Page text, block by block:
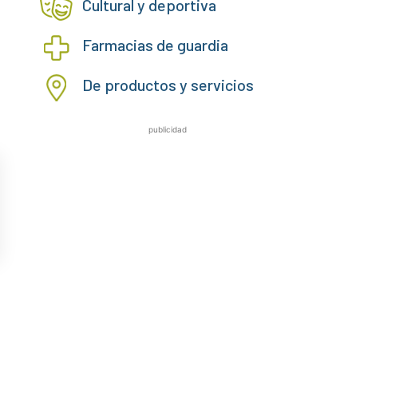
Cultural y deportiva
Farmacias de guardia
De productos y servicios
publicidad